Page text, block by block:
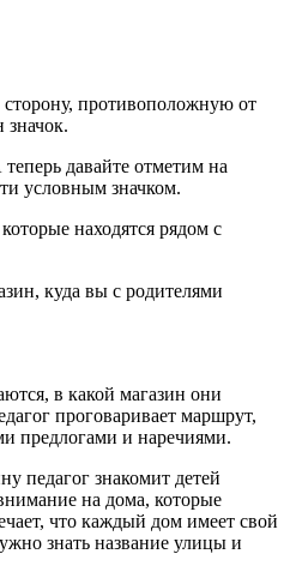
противоположную от
значок.
давайте отметим на
условным значком.
находятся рядом с
куда вы с родителями
в какой магазин они
проговаривает маршрут,
предлогами и наречиями.
педагог знакомит детей
на дома, которые
что каждый дом имеет свой
знать название улицы и